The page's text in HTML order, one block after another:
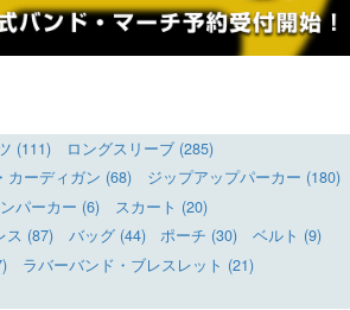
(111)
ロングスリーブ (285)
カーディガン (68)
ジップアップパーカー (180)
パーカー (6)
スカート (20)
ス (87) バッグ (44) ポーチ (30)
ベルト (9)
ラバーバンド・ブレスレット (21)